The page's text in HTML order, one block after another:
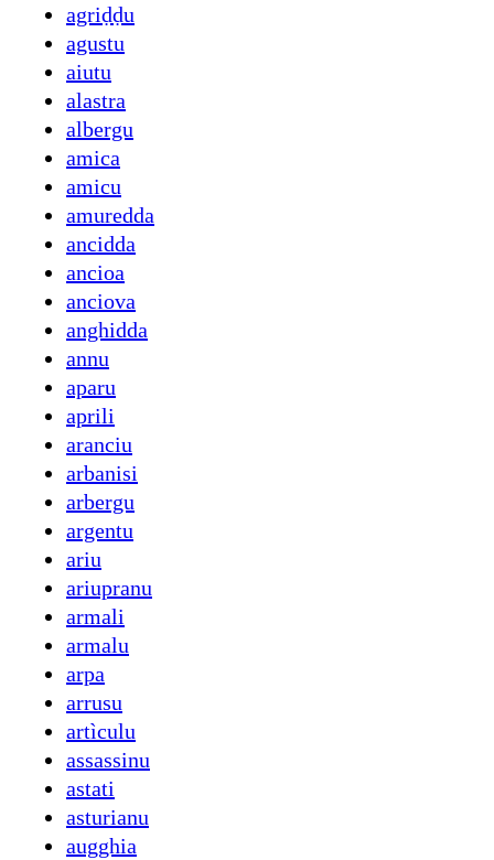
agriḍḍu
agustu
aiutu
alastra
albergu
amica
amicu
amuredda
ancidda
ancioa
anciova
anghidda
annu
aparu
aprili
aranciu
arbanisi
arbergu
argentu
ariu
ariupranu
armali
armalu
arpa
arrusu
artìculu
assassinu
astati
asturianu
augghia